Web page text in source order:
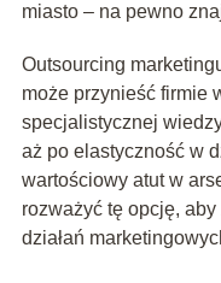
miasto – na pewno
Outsourcing
może przynieść firmie
specjalistycznej
aż po elastyczność w
wartościowy atut w
rozważyć tę opcję,
działań